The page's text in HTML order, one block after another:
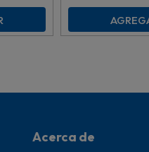
Acerca de